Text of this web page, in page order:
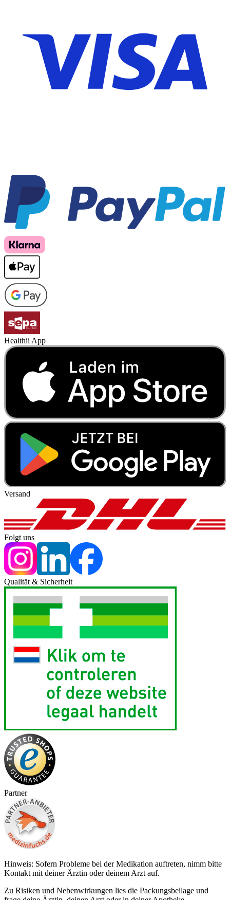
Healthii App
Versand
Folgt uns
Qualität & Sicherheit
Partner
Hinweis: Sofern Probleme bei der Medikation auftreten, nimm bitte
Kontakt mit deiner Ärztin oder deinem Arzt auf.
Zu Risiken und Nebenwirkungen lies die Packungsbeilage und